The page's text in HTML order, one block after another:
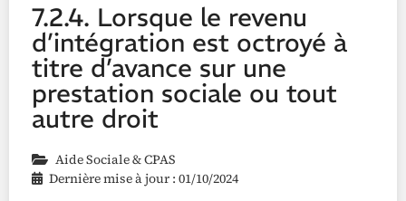
7.2.4. Lorsque le revenu
d’intégration est octroyé à
titre d’avance sur une
prestation sociale ou tout
autre droit
Aide Sociale & CPAS
Dernière mise à jour : 01/10/2024